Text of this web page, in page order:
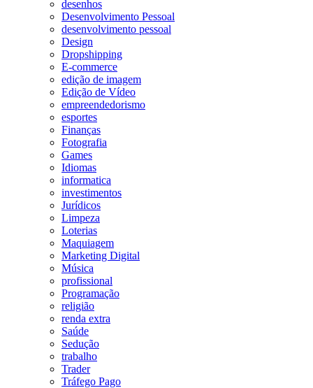
desenhos
Desenvolvimento Pessoal
desenvolvimento pessoal
Design
Dropshipping
E-commerce
edição de imagem
Edição de Vídeo
empreendedorismo
esportes
Finanças
Fotografia
Games
Idiomas
informatica
investimentos
Jurídicos
Limpeza
Loterias
Maquiagem
Marketing Digital
Música
profissional
Programação
religião
renda extra
Saúde
Sedução
trabalho
Trader
Tráfego Pago